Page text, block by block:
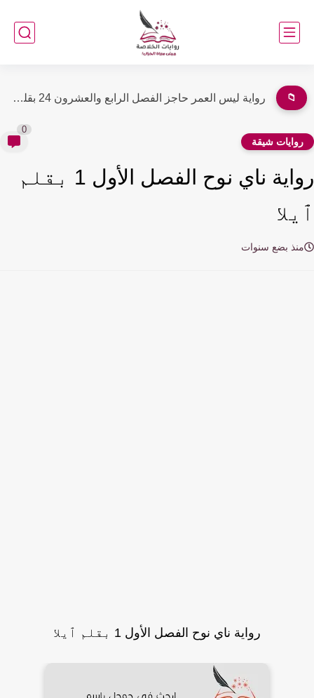
📁 رواية ضحية عشق الفصل الرابع عشر 14 بقلم مريم احمد
شيقة
رواية ناي نوح الفصل الأول 1 بقلم
بضع سنوات
رواية ناي نوح الفصل الأول 1 بقلم ٱيلا